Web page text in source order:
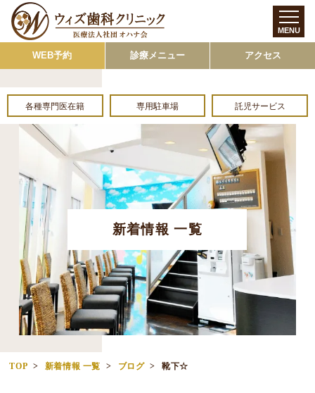
WEB予約 診療メニュー アクセス
各種専門医在籍 専用駐車場 託児サービス
新着情報 一覧
MENU
TOP 新着情報 一覧 ブログ 靴下☆